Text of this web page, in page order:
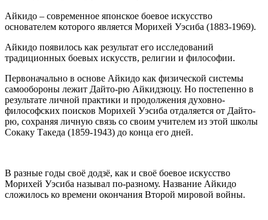
Айкидо – современное японское боевое искусство
основателем которого является Морихей Уэсиба (1883-1969).
Айкидо появилось как результат его исследований
традиционных боевых искусств, религии и философии.
Первоначально в основе Айкидо как физической системы
самообороны лежит Дайто-рю Айкидзюцу. Но постепенно в
результате личной практики и продолжения духовно-
философских поисков Морихей Уэсиба отдаляется от Дайто-
рю, сохраняя личную связь со своим учителем из этой школы
Сокаку Такеда (1859-1943) до конца его дней.
В разные годы своё додзё, как и своё боевое искусство
Морихей Уэсиба называл по-разному. Название Айкидо
сложилось ко времени окончания Второй мировой войны.